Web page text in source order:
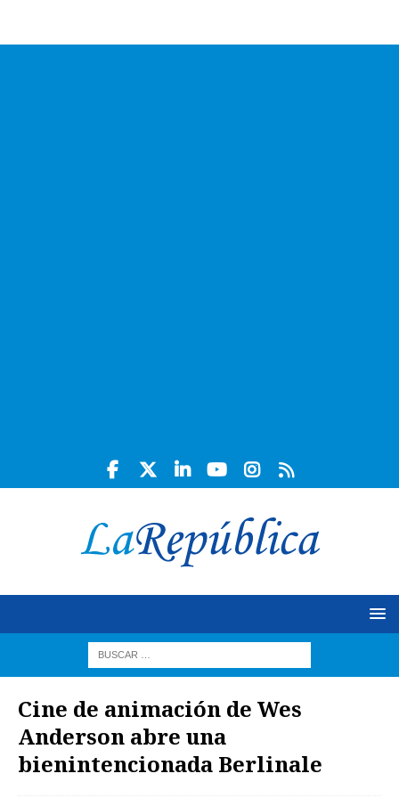
Cine de animación de Wes
Anderson abre una
bienintencionada Berlinale